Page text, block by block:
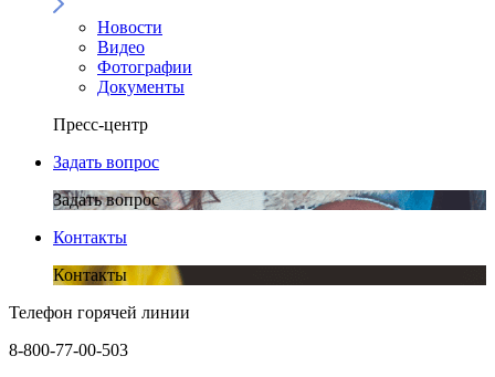
Новости
Видео
Фотографии
Документы
Пресс-центр
Задать вопрос
Задать вопрос
Контакты
Контакты
Телефон горячей линии
8-800-77-00-503